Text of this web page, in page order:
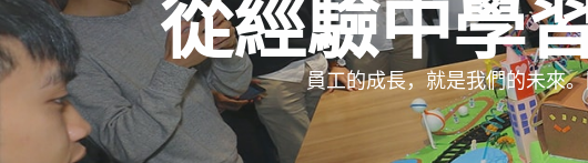
從經驗中學
員工的成長，就是我們的未來